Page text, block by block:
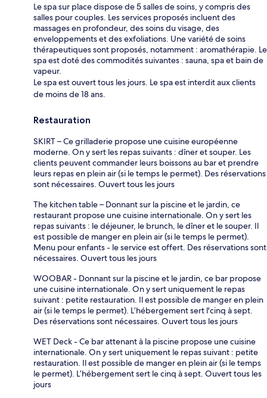
Le spa sur place dispose de 5 salles de soins, y compris des
salles pour couples. Les services proposés incluent des
massages en profondeur, des soins du visage, des
enveloppements et des exfoliations. Une variété de soins
thérapeutiques sont proposés, notamment : aromathérapie. Le
spa est doté des commodités suivantes : sauna, spa et bain de
vapeur.
Le spa est ouvert tous les jours. Le spa est interdit aux clients
de moins de 18 ans.
Restauration
SKIRT – Ce grilladerie propose une cuisine européenne
moderne. On y sert les repas suivants : dîner et souper. Les
clients peuvent commander leurs boissons au bar et prendre
leurs repas en plein air (si le temps le permet). Des réservations
sont nécessaires. Ouvert tous les jours
The kitchen table – Donnant sur la piscine et le jardin, ce
restaurant propose une cuisine internationale. On y sert les
repas suivants : le déjeuner, le brunch, le dîner et le souper. Il
est possible de manger en plein air (si le temps le permet).
Menu pour enfants - le service est offert. Des réservations sont
nécessaires. Ouvert tous les jours
WOOBAR - Donnant sur la piscine et le jardin, ce bar propose
une cuisine internationale. On y sert uniquement le repas
suivant : petite restauration. Il est possible de manger en plein
air (si le temps le permet). L’hébergement sert l'cinq à sept.
Des réservations sont nécessaires. Ouvert tous les jours
WET Deck - Ce bar attenant à la piscine propose une cuisine
internationale. On y sert uniquement le repas suivant : petite
restauration. Il est possible de manger en plein air (si le temps
le permet). L’hébergement sert le cinq à sept. Ouvert tous les
jours